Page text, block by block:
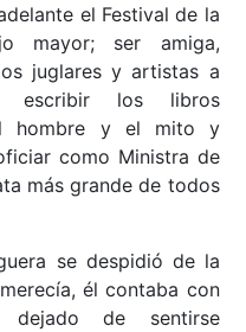
el Festival de la
mayor; ser amiga,
juglares y artistas a
escribir los libros
hombre y el mito y
como Ministra de
más grande de todos
se despidió de la
él contaba con
de sentirse